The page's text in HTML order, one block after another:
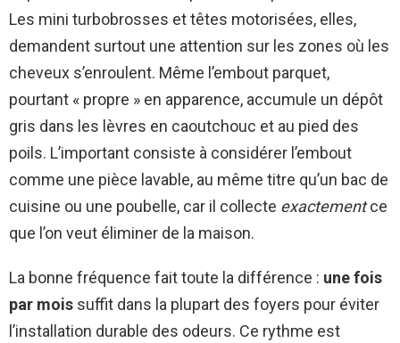
Les mini turbobrosses et têtes motorisées, elles,
demandent surtout une attention sur les zones où les
cheveux s’enroulent. Même l’embout parquet,
pourtant « propre » en apparence, accumule un dépôt
gris dans les lèvres en caoutchouc et au pied des
poils. L’important consiste à considérer l’embout
comme une pièce lavable, au même titre qu’un bac de
cuisine ou une poubelle, car il collecte exactementce
que l’on veut éliminer de la maison.
La bonne fréquence fait toute la différence : une fois
par mois suffit dans la plupart des foyers pour éviter
l’installation durable des odeurs. Ce rythme est